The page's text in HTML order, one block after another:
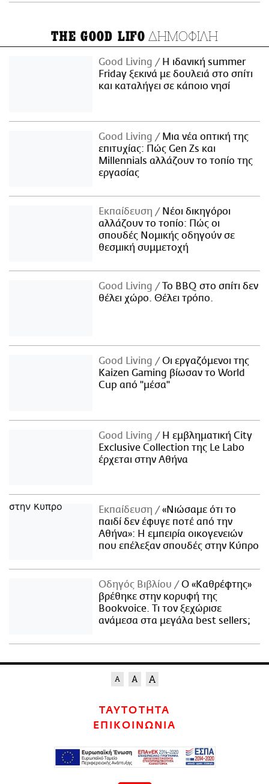
THE GOOD LIFO ΔΗΜΟΦΙΛΗ
Good Living
Η ιδανική summer
Friday ξεκινά με δουλειά στο σπίτι
και καταλήγει σε κάποιο νησί
Good Living
Μια νέα οπτική της
επιτυχίας: Πώς Gen Zs και
Millennials αλλάζουν το τοπίο της
εργασίας
Εκπαίδευση
Νέοι δικηγόροι
αλλάζουν το τοπίο: Πώς οι
σπουδές Νομικής οδηγούν σε
θεσμική συμμετοχή
Good Living
Το BBQ στο σπίτι δεν
θέλει χώρο. Θέλει τρόπο.
Good Living
Οι εργαζόμενοι της
Kaizen Gaming βίωσαν το World
Cup από "μέσα"
Good Living
Η εμβληματική City
Exclusive Collection της Le Labo
έρχεται στην Αθήνα
Εκπαίδευση
«Νιώσαμε ότι το
παιδί δεν έφυγε ποτέ από την
Αθήνα»: Η εμπειρία οικογενειών
που επέλεξαν σπουδές στην Κύπρο
Οδηγός Βιβλίου
Ο «Καθρέφτης»
βρέθηκε στην κορυφή της
Bookvoice. Τι τον ξεχώρισε
ανάμεσα στα μεγάλα best sellers;
ΤΑΥΤΟΤΗΤΑ
ΕΠΙΚΟΙΝΩΝΙΑ